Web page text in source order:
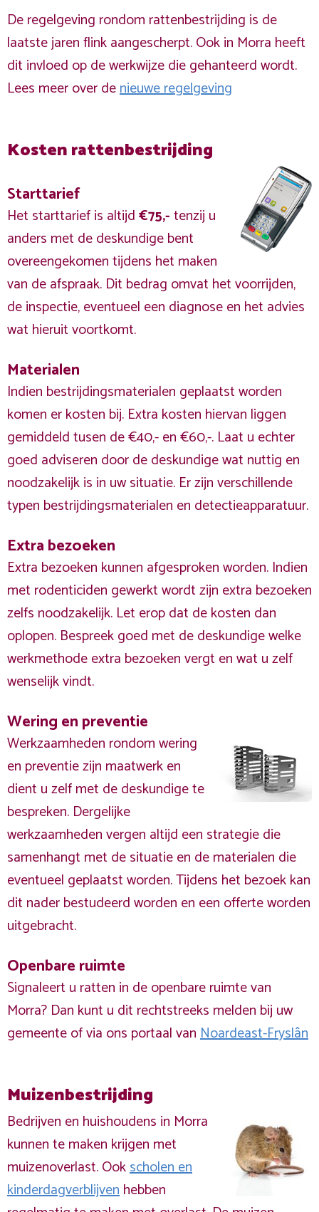
De regelgeving rondom rattenbestrijding is de
laatste jaren flink aangescherpt. Ook in Morra heeft
dit invloed op de werkwijze die gehanteerd wordt.
Lees meer over denieuwe regelgeving
Kosten rattenbestrijding
Starttarief
Het starttarief is altijd€75,-tenzij u
anders met de deskundige bent
overeengekomen tijdens het maken
van de afspraak. Dit bedrag omvat het voorrijden,
de inspectie, eventueel een diagnose en het advies
wat hieruit voortkomt.
Materialen
Indien bestrijdingsmaterialen geplaatst worden
komen er kosten bij. Extra kosten hiervan liggen
gemiddeld tusen de €40,- en €60,-. Laat u echter
goed adviseren door de deskundige wat nuttig en
noodzakelijk is in uw situatie. Er zijn verschillende
typen bestrijdingsmaterialen en detectieapparatuur.
Extra bezoeken
Extra bezoeken kunnen afgesproken worden. Indien
met rodenticiden gewerkt wordt zijn extra bezoeken
zelfs noodzakelijk. Let erop dat de kosten dan
oplopen. Bespreek goed met de deskundige welke
werkmethode extra bezoeken vergt en wat u zelf
wenselijk vindt.
Wering en preventie
Werkzaamheden rondom wering
en preventie zijn maatwerk en
dient u zelf met de deskundige te
bespreken. Dergelijke
werkzaamheden vergen altijd een strategie die
samenhangt met de situatie en de materialen die
eventueel geplaatst worden. Tijdens het bezoek kan
dit nader bestudeerd worden en een offerte worden
uitgebracht.
Openbare ruimte
Signaleert u ratten in de openbare ruimte van
Morra? Dan kunt u dit rechtstreeks melden bij uw
gemeente of via ons portaal vanNoardeast-Fryslân
Muizenbestrijding
Bedrijven en huishoudens in Morra
kunnen te maken krijgen met
muizenoverlast. Ookscholen en
kinderdagverblijvenhebben